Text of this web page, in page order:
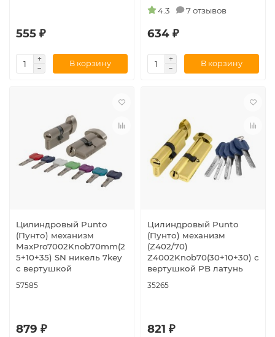
555 ₽
В корзину
4.3 7 отзывов
634 ₽
В корзину
Цилиндровый Punto
(Пунто) механизм
MaxPro7002Knob70mm(2
5+10+35) SN никель 7key
с вертушкой
57585
879 ₽
Цилиндровый Punto
(Пунто) механизм
(Z402/70)
Z4002Knob70(30+10+30) с
вертушкой PB латунь
35265
821 ₽